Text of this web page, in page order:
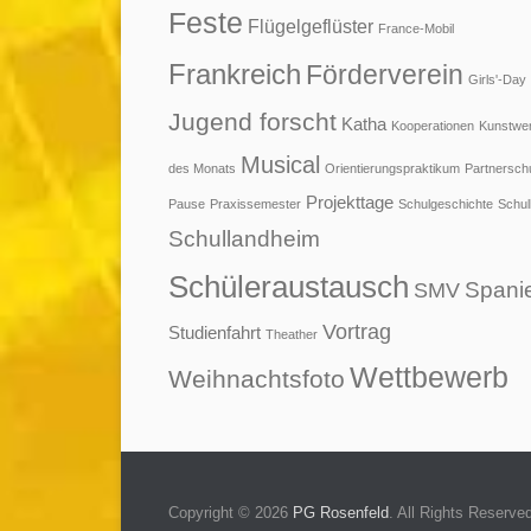
Feste Flügelgeflüster France-Mobil
Frankreich Förderverein Girls'-Day
Jugend forscht Katha Kooperationen
des Monats Musical Orientierungspraktikum
Pause Praxissemester Projekttage Schulgeschichte
Schullandheim
Schüleraustausch SMV
Studienfahrt Theather Vortrag
Weihnachtsfoto Wettbewerb
Copyright © 2026 PG Rosenfeld . All Rights Reserved.